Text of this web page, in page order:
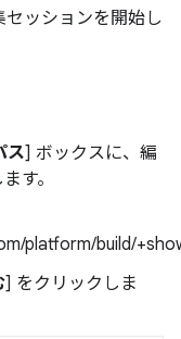
ッションを開始し
ス] ボックスに、編
す。
platform/build/
] をクリックしま